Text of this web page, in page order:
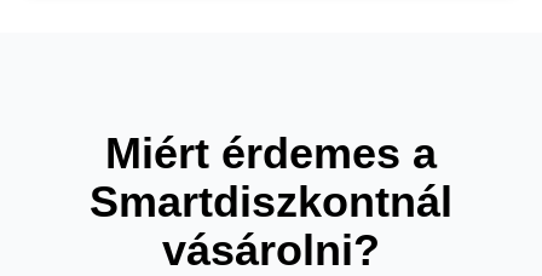
Miért érdemes a
Smartdiszkontnál
vásárolni?